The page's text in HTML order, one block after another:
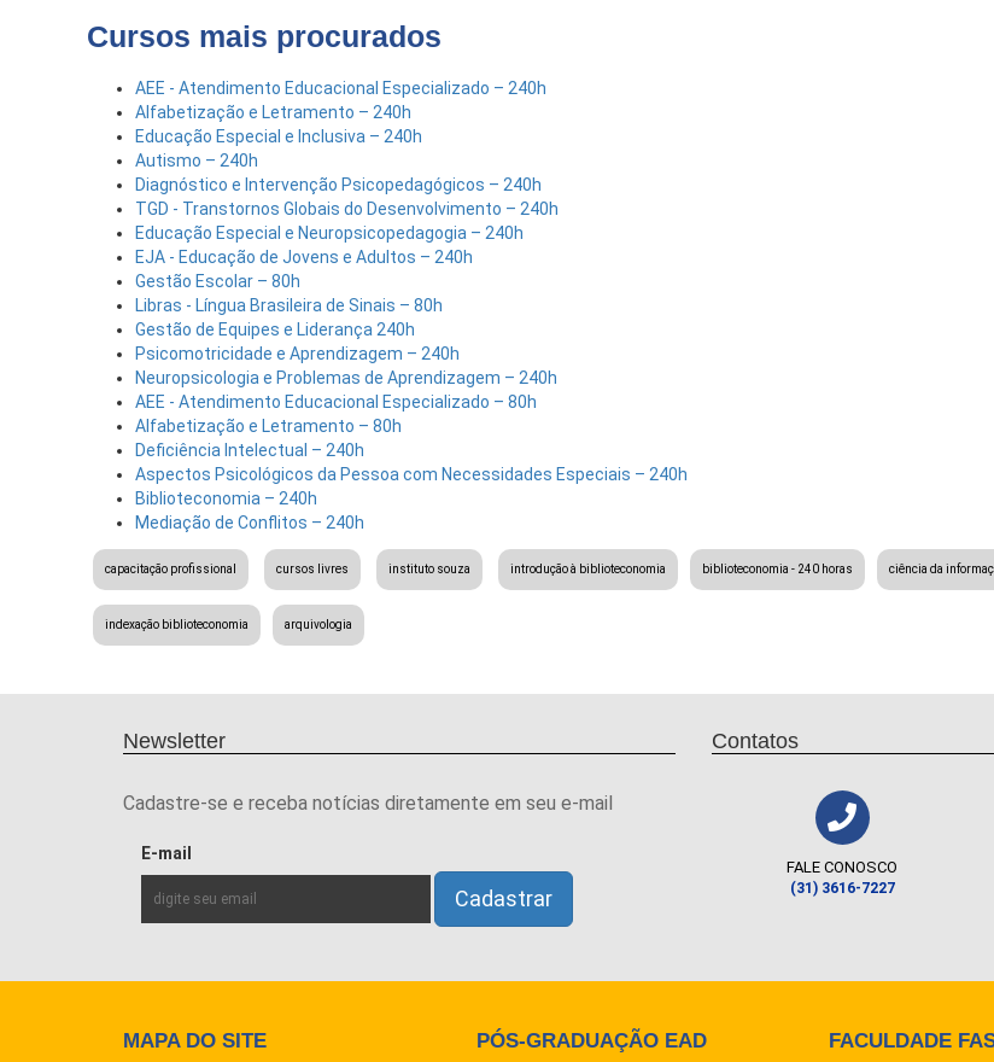
Cursos mais procurados
AEE - Atendimento Educacional Especializado – 240h
Alfabetização e Letramento – 240h
Educação Especial e Inclusiva – 240h
Autismo – 240h
Diagnóstico e Intervenção Psicopedagógicos – 240h
TGD - Transtornos Globais do Desenvolvimento – 240h
Educação Especial e Neuropsicopedagogia – 240h
EJA - Educação de Jovens e Adultos – 240h
Gestão Escolar – 80h
Libras - Língua Brasileira de Sinais – 80h
Gestão de Equipes e Liderança 240h
Psicomotricidade e Aprendizagem – 240h
Neuropsicologia e Problemas de Aprendizagem – 240h
AEE - Atendimento Educacional Especializado – 80h
Alfabetização e Letramento – 80h
Deficiência Intelectual – 240h
Aspectos Psicológicos da Pessoa com Necessidades Especiais – 240h
Biblioteconomia – 240h
Mediação de Conflitos – 240h
capacitação profissional cursos livres instituto souza introdução à biblioteconomia biblioteconomia - 240 horas ciência da
indexação biblioteconomia arquivologia
Newsletter
Cadastre-se e receba notícias diretamente em seu e-mail
E-mail
Contatos
FALE CONOSCO
(31) 3616-7227
MAPA DO SITE PÓS-GRADUAÇÃO EAD FACULDADE